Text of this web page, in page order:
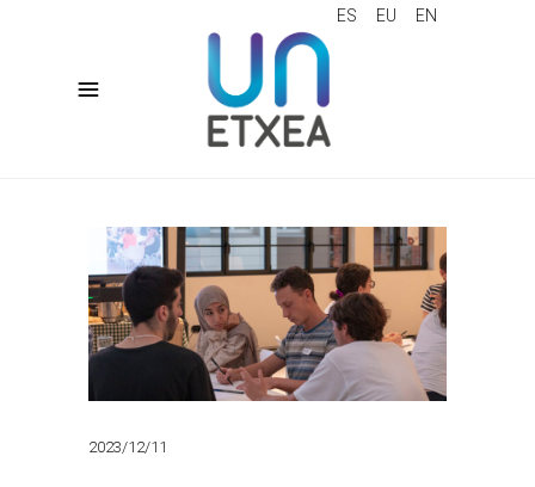
ES EU EN
2023/12/11